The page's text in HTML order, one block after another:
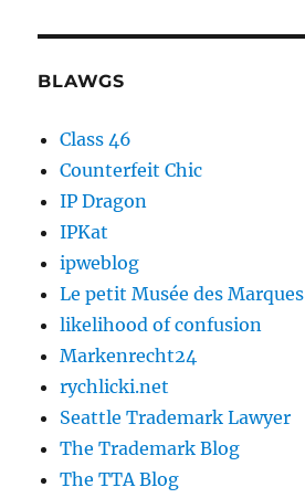
BLAWGS
Class 46
Counterfeit Chic
IP Dragon
IPKat
ipweblog
Le petit Musée des Marques
likelihood of confusion
Markenrecht24
rychlicki.net
Seattle Trademark Lawyer
The Trademark Blog
The TTA Blog